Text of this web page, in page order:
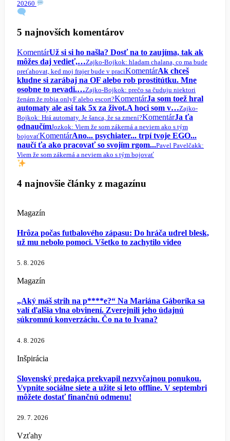
20260
5 najnovších komentárov
KomentárUž si si ho našla? Dosť na to zaujíma, tak ak
môžes daj vedieť,…Zajko-Bojkok: hladam chalana, co ma bude
preťahovat, ked moj frajer bude v praciKomentárAk chceš
kludne si zarábaj na OF alebo rob prostitútku. Mne
osobne to nevadi.…Zajko-Bojkok: prečo sa čuduju niektori
ženám že robia onlyF alebo escort?KomentárJa som toež hral
automaty ale asi tak 5x za život.A hoci som v…Zajko-
Bojkok: Hrá automaty. Je šanca, že sa zmení?KomentárJa ťa
odnaučímJozkok: Viem že som zákerná a neviem ako s tým
bojovaťKomentárAno... psychiater... trpí tvoje EGO...
naučí ťa ako pracovať so svojím rgom...Pavel Pavelčakk:
Viem že som zákerná a neviem ako s tým bojovať
4 najnovšie články z magazínu
Magazín
Hrôza počas futbalového zápasu: Do hráča udrel blesk,
už mu nebolo pomoci. Všetko to zachytilo video
5. 8. 2026
Magazín
„Aký máš strih na p****e?“ Na Mariána Gáboríka sa
valí ďalšia vlna obvinení. Zverejnili jeho údajnú
súkromnú konverzáciu. Čo na to Ivana?
4. 8. 2026
Inšpirácia
Slovenský predajca prekvapil nezvyčajnou ponukou.
Vypnite sociálne siete a užite si leto offline. V septembri
môžete dostať finančnú odmenu!
29. 7. 2026
Vzťahy